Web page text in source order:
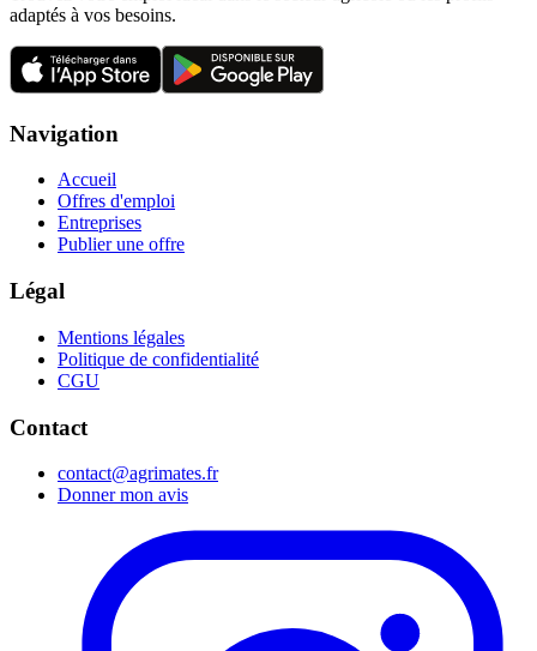
adaptés à vos besoins.
Navigation
Accueil
Offres d'emploi
Entreprises
Publier une offre
Légal
Mentions légales
Politique de confidentialité
CGU
Contact
contact@agrimates.fr
Donner mon avis